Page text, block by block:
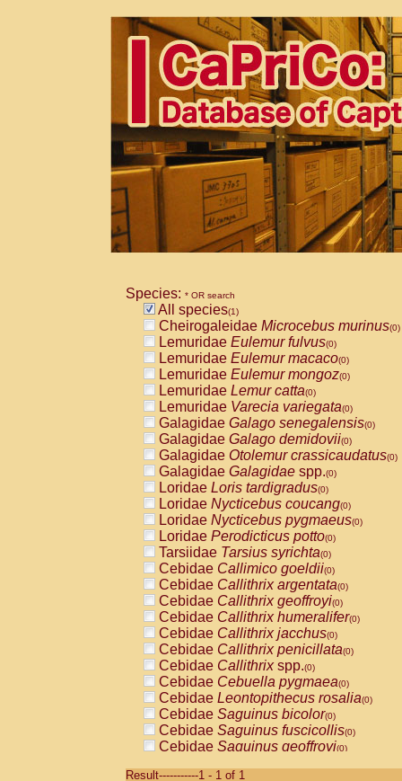
Species: * OR search
All species(1)
Cheirogaleidae Microcebus murinus(0)
Lemuridae Eulemur fulvus(0)
Lemuridae Eulemur macaco(0)
Lemuridae Eulemur mongoz(0)
Lemuridae Lemur catta(0)
Lemuridae Varecia variegata(0)
Galagidae Galago senegalensis(0)
Galagidae Galago demidovii(0)
Galagidae Otolemur crassicaudatus(0)
Galagidae Galagidae spp.(0)
Loridae Loris tardigradus(0)
Loridae Nycticebus coucang(0)
Loridae Nycticebus pygmaeus(0)
Loridae Perodicticus potto(0)
Tarsiidae Tarsius syrichta(0)
Cebidae Callimico goeldii(0)
Cebidae Callithrix argentata(0)
Cebidae Callithrix geoffroyi(0)
Cebidae Callithrix humeralifer(0)
Cebidae Callithrix jacchus(0)
Cebidae Callithrix penicillata(0)
Cebidae Callithrixspp.(0)
Cebidae Cebuella pygmaea(0)
Cebidae Leontopithecus rosalia(0)
Cebidae Saguinus bicolor(0)
Cebidae Saguinus fuscicollis(0)
Cebidae Saguinus geoffroyi(0)
Result-----------1 - 1 of 1